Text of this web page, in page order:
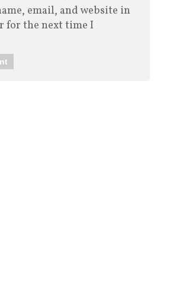
email, and website in
for the next time I